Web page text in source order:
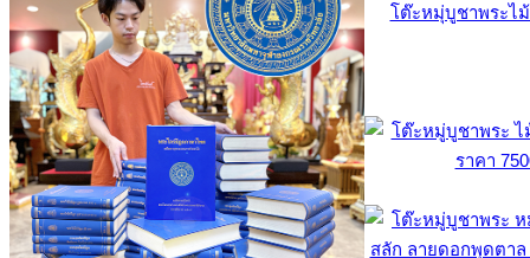
โต๊ะหมุ่บูชาพระไ